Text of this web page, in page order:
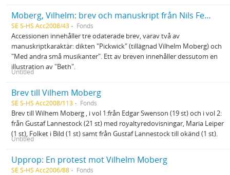
Moberg, Vilhelm: brev och manuskript från Nils Ferlin
SE S-HS Acc2008/43 Fonds
Accessionen innehåller tre odaterade brev, varav två av
manuskriptkaraktär: dikten "Pickwick" (tillägnad Vilhelm Moberg) och
"Med andra små musikanter". Ett av breven innehåller dessutom en
illustration av "Beth".
Untitled
Brev till Vilhem Moberg
SE S-HS Acc2008/113 Fonds
Brev till Wilhem Moberg , i vol 1:från Edgar Swenson (19 st) och i vol 2:
från Gustaf Lannestock (21 st) med royaltyredovisningar, Maria Leiper
(1 st), Folket i Bild (1 st) samt från Gustaf Lannestock till okänd (1 st).
Untitled
Upprop: En protest mot Vilhelm Moberg
SE S-HS Acc2006/88 Fonds